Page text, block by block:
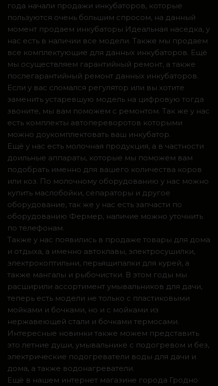
года начали продажи инкубаторов, которые
пользуются очень большим спросом, на данный
момент продаем инкубаторы Идеальная наседка, у
нас есть в наличии все модели. Также мы продаем
все комплектующие для данных инкубаторов. Ещё
мы осуществляем гарантийный ремонт, а также
послегарантийный ремонт данных инкубаторов.
Если у вас сломался регулятор или вы хотите
заменить устаревшую модель на цифровую тогда
звоните, мы вам поможем с ремонтом. Так же у нас
есть комплекты автопереворотов которыми
можно доукомплектовать ваш инкубатор.
Ещё у нас есть молочная продукция, а в частности
доильные аппараты, которые мы поможем вам
подобрать именно для вашего количества коров
или коз. По молочному оборудованию у нас можно
купить маслобойки, сепараторы и другое
оборудование, так же у нас есть запчасти по
оборудованию Фермер, наличие можно уточнить
по телефонам.
Также у нас появились в продаже товары для дома
и отдыха, а именно автоклавы, электросушилки,
электрокоптильни, перьящипалки для курей, а
также мангалы и рыбочистки. В этом годы мы
расширили ассортимент умывальников для дачи,
теперь есть модели не только с пластиковыми
мойками и бочками, но и с мойками из
нержавеющей стали и бочками термосами.
Интересные новинки также можем представить
это летние души, умывальнике с подогревом и без,
электрические подогреватели воды для дачи и
дома, а также водонагреватели.
Ещё в нашем интернет магазине города Гродно